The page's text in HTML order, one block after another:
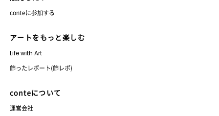
conteに参加する
アートをもっと楽しむ
Life with Art
飾ったレポート(飾レポ)
conteについて
運営会社